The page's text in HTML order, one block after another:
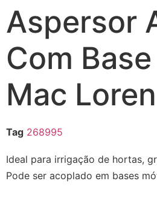
Aspersor
Com
Mac Loren
Tag 268995
Ideal para irrigação de hortas,
Pode ser acoplado em bases